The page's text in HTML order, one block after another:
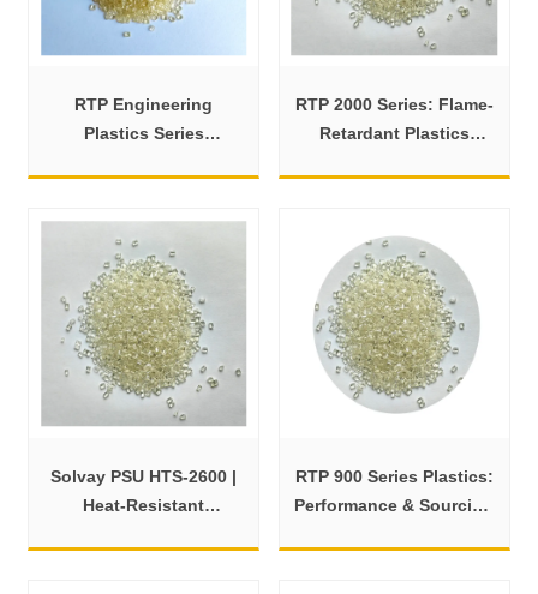
RTP Engineering
Plastics Series
RTP 2000 Series: Flame-
Retardant Plastics
Solvay PSU HTS-2600 |
Heat-Resistant
RTP 900 Series Plastics:
Performance & Sourcing